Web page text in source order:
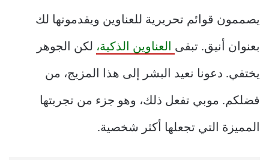
يصممون قوائم تحريرية للعناوين ويقدمونها لك
بعنوان أنيق. تبقى العناوين الذكية، لكن الجوهر
يختفي. دعونا نعيد البشر إلى هذا المزيج، من
فضلكم. موبي تفعل ذلك، وهو جزء من تجربتها
المميزة التي تجعلها أكثر شخصية.